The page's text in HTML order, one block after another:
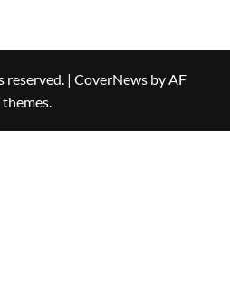
reserved. | CoverNews by AF
themes.